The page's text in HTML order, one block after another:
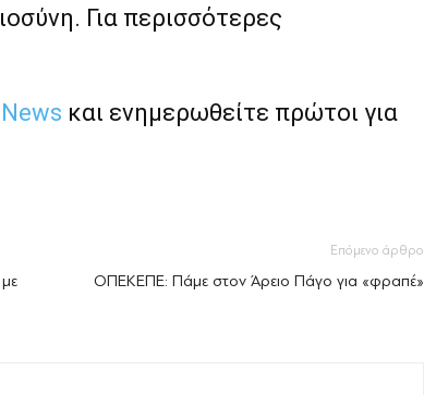
Για περισσότερες
και ενημερωθείτε πρώτοι για
Επόμενο άρθρο
ΟΠΕΚΕΠΕ: Πάμε στον Άρειο Πάγο για «φραπέ»